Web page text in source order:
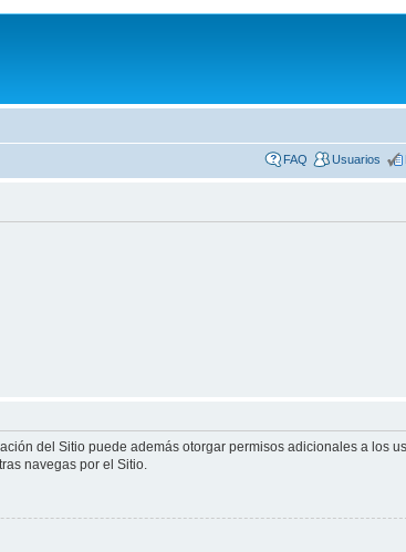
FAQ Usuarios
del Sitio puede además otorgar permisos adicionales a los
navegas por el Sitio.